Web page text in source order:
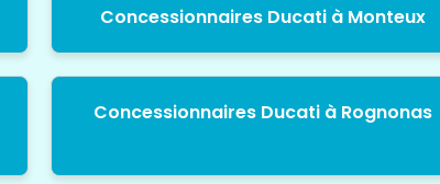
Concessionnaires Ducati à Monteux
Concessionnaires Ducati à Rognonas